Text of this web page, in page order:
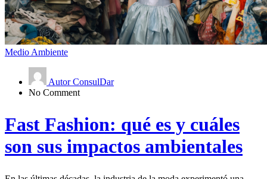
Medio Ambiente
Autor ConsulDar
No Comment
Fast Fashion: qué es y cuáles
son sus impactos ambientales